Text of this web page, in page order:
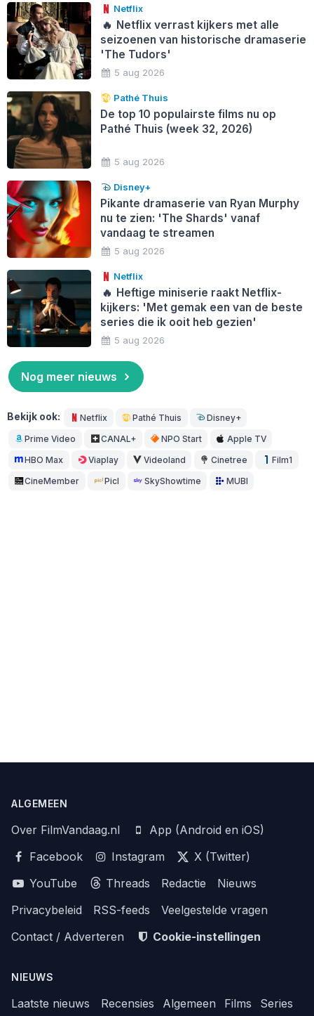
Netflix
🔥 Netflix verrast kijkers met alle
seizoenen van historische dramaserie
'The Tudors'
5 aug 2026
Pathé Thuis
De top 10 populairste films nu op
Pathé Thuis (week 32, 2026)
5 aug 2026
Disney+
Pikante dramaserie van Ryan Murphy
nu te zien: 'The Shards' vanaf
vandaag te streamen
5 aug 2026
Netflix
🔥 Heftige miniserie raakt Netflix-
kijkers: 'Met gemak een van de beste
series die ik ooit heb gezien'
5 aug 2026
Nog meer nieuws
Bekijk ook: Netflix Pathé Thuis Disney+
Prime Video CANAL+ NPO Start Apple TV
HBO Max Viaplay Videoland Cinetree Film1
CineMember Picl SkyShowtime MUBI
ALGEMEEN
Over FilmVandaag.nl
App (Android en iOS)
Facebook
Instagram
X (Twitter)
YouTube
Threads Redactie
Nieuws
Privacybeleid
RSS-feeds
Veelgestelde vragen
Contact / Adverteren
Cookie-instellingen
NIEUWS
Laatste nieuws Recensies Algemeen Films
Series